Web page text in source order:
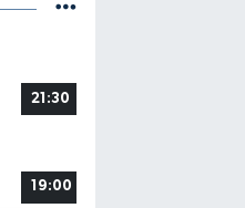
21:30
19:00